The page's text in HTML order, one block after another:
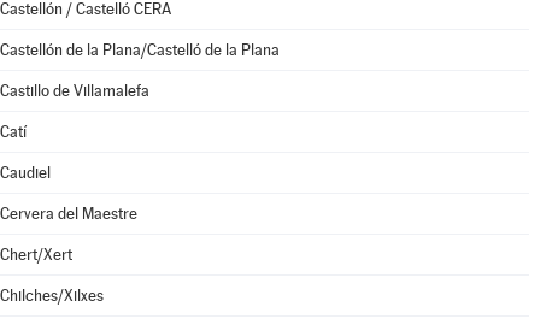
Castellón / Castelló CERA
Castellón de la Plana/Castelló de la Plana
Castillo de Villamalefa
Catí
Caudiel
Cervera del Maestre
Chert/Xert
Chilches/Xilxes